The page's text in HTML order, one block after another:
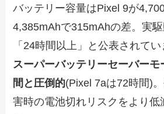
バッテリー容量はPixel 9が
4,385mAhで315mAhの差。実
「24時間以上」と公表されてい
スーパーバッテリーセーバー
間と圧倒的(Pixel 7aは72時間)
害時の電池切れリスクをより低